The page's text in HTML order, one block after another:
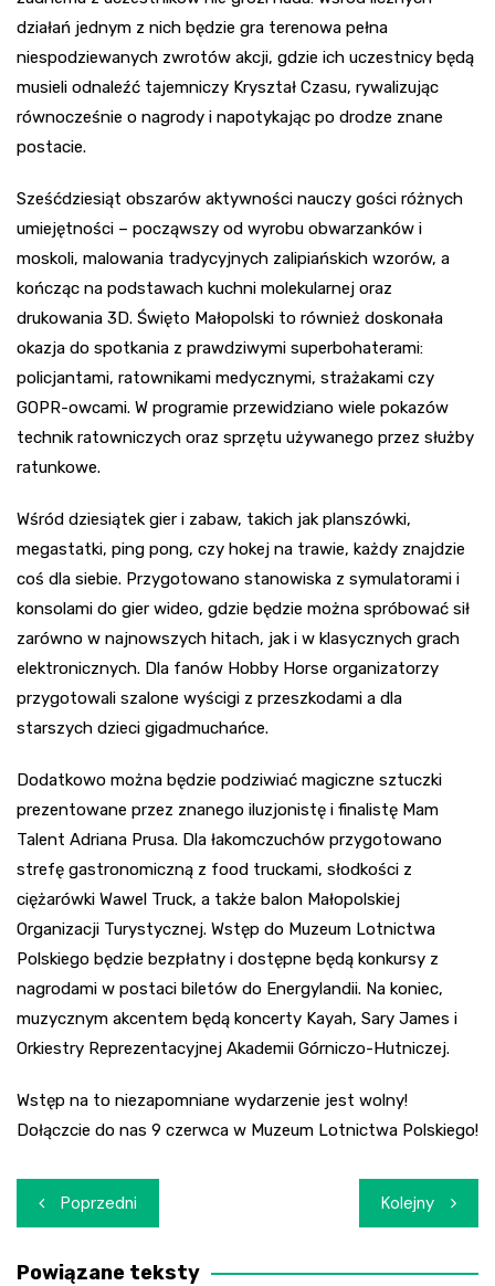
działań jednym z nich będzie gra terenowa pełna
niespodziewanych zwrotów akcji, gdzie ich uczestnicy będą
musieli odnaleźć tajemniczy Kryształ Czasu, rywalizując
równocześnie o nagrody i napotykając po drodze znane
postacie.
Sześćdziesiąt obszarów aktywności nauczy gości różnych
umiejętności – począwszy od wyrobu obwarzanków i
moskoli, malowania tradycyjnych zalipiańskich wzorów, a
kończąc na podstawach kuchni molekularnej oraz
drukowania 3D. Święto Małopolski to również doskonała
okazja do spotkania z prawdziwymi superbohaterami:
policjantami, ratownikami medycznymi, strażakami czy
GOPR-owcami. W programie przewidziano wiele pokazów
technik ratowniczych oraz sprzętu używanego przez służby
ratunkowe.
Wśród dziesiątek gier i zabaw, takich jak planszówki,
megastatki, ping pong, czy hokej na trawie, każdy znajdzie
coś dla siebie. Przygotowano stanowiska z symulatorami i
konsolami do gier wideo, gdzie będzie można spróbować sił
zarówno w najnowszych hitach, jak i w klasycznych grach
elektronicznych. Dla fanów Hobby Horse organizatorzy
przygotowali szalone wyścigi z przeszkodami a dla
starszych dzieci gigadmuchańce.
Dodatkowo można będzie podziwiać magiczne sztuczki
prezentowane przez znanego iluzjonistę i finalistę Mam
Talent Adriana Prusa. Dla łakomczuchów przygotowano
strefę gastronomiczną z food truckami, słodkości z
ciężarówki Wawel Truck, a także balon Małopolskiej
Organizacji Turystycznej. Wstęp do Muzeum Lotnictwa
Polskiego będzie bezpłatny i dostępne będą konkursy z
nagrodami w postaci biletów do Energylandii. Na koniec,
muzycznym akcentem będą koncerty Kayah, Sary James i
Orkiestry Reprezentacyjnej Akademii Górniczo-Hutniczej.
Wstęp na to niezapomniane wydarzenie jest wolny!
Dołączcie do nas 9 czerwca w Muzeum Lotnictwa Polskiego!
Nawigacja
wpisu
Poprzedni Kolejny
Powiązane teksty